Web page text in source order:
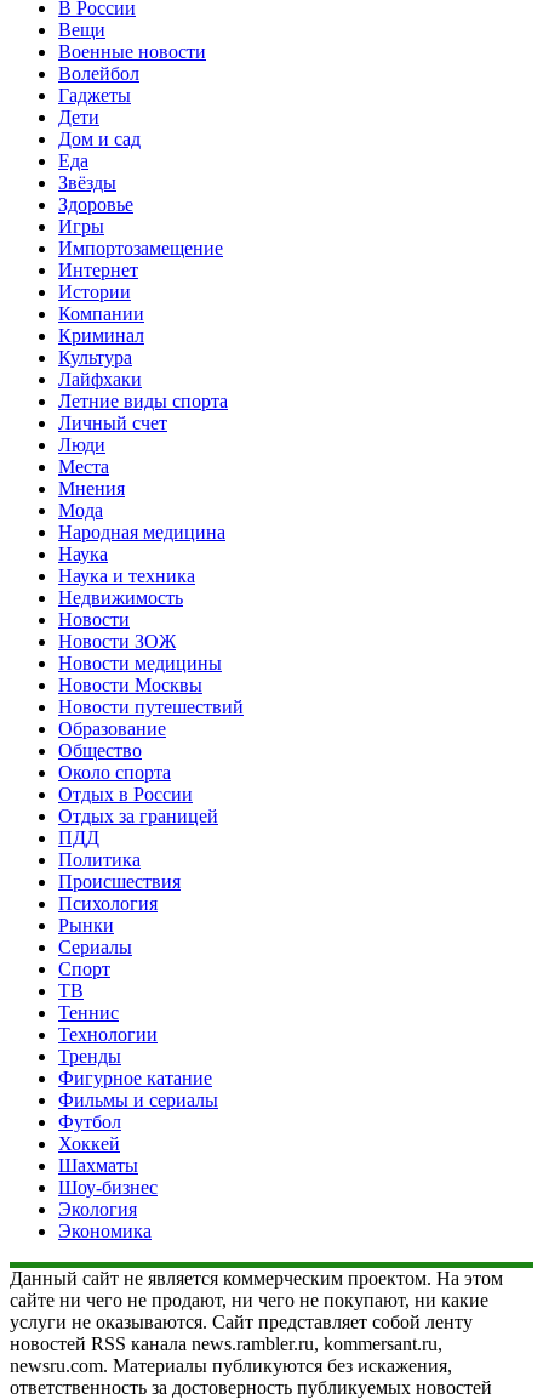
В России
Вещи
Военные новости
Волейбол
Гаджеты
Дети
Дом и сад
Еда
Звёзды
Здоровье
Игры
Импортозамещение
Интернет
Истории
Компании
Криминал
Культура
Лайфхаки
Летние виды спорта
Личный счет
Люди
Места
Мнения
Мода
Народная медицина
Наука
Наука и техника
Недвижимость
Новости
Новости ЗОЖ
Новости медицины
Новости Москвы
Новости путешествий
Образование
Общество
Около спорта
Отдых в России
Отдых за границей
ПДД
Политика
Происшествия
Психология
Рынки
Сериалы
Спорт
ТВ
Теннис
Технологии
Тренды
Фигурное катание
Фильмы и сериалы
Футбол
Хоккей
Шахматы
Шоу-бизнес
Экология
Экономика
Данный сайт не является коммерческим проектом. На этом
сайте ни чего не продают, ни чего не покупают, ни какие
услуги не оказываются. Сайт представляет собой ленту
новостей RSS канала news.rambler.ru, kommersant.ru,
newsru.com. Материалы публикуются без искажения,
ответственность за достоверность публикуемых новостей